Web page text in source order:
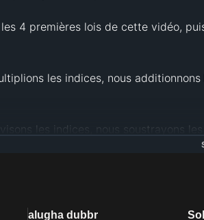
les 4 premières lois de cette vidéo,
les indices, nous
les indices, nous soustrayons
alugha dubbr